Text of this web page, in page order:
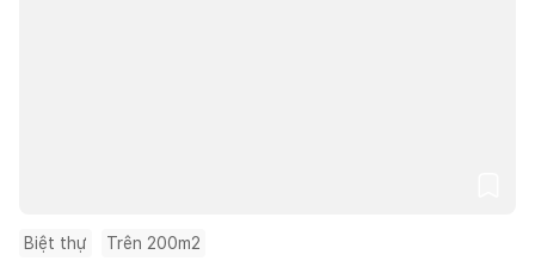
Biệt thự Trên 200m2